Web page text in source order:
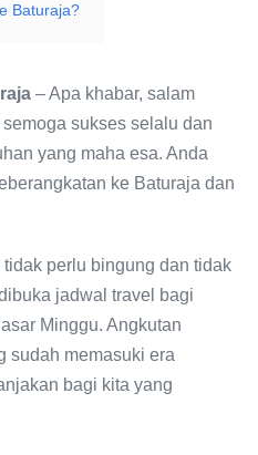
Baturaja?
– Apa khabar, salam
sukses selalu dan
yang maha esa. Anda
ke Baturaja dan
perlu bingung dan tidak
jadwal travel bagi
Minggu. Angkutan
sudah memasuki era
bagi kita yang